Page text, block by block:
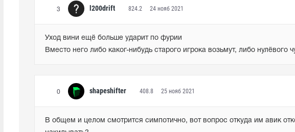
3 l200drift 824.2 24 нояб 2021
Уход вини ещё больше ударит по фурии
Вместо него либо каког-нибудь старого игрока возьмут, либо нулёвого
0 shapeshifter 408.8 25 нояб 2021
В общем и целом смотрится симпотично, вот вопрос откуда им авик